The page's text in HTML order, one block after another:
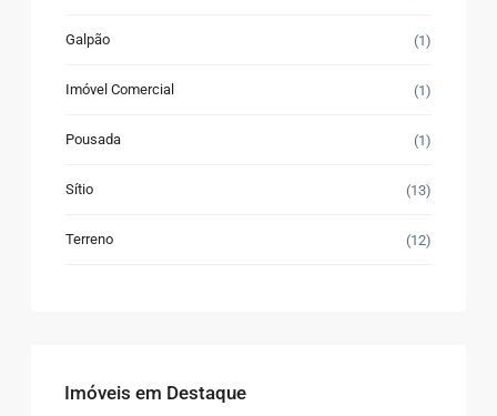
Galpão (1)
Imóvel Comercial (1)
Pousada (1)
Sítio (13)
Terreno (12)
Imóveis em Destaque